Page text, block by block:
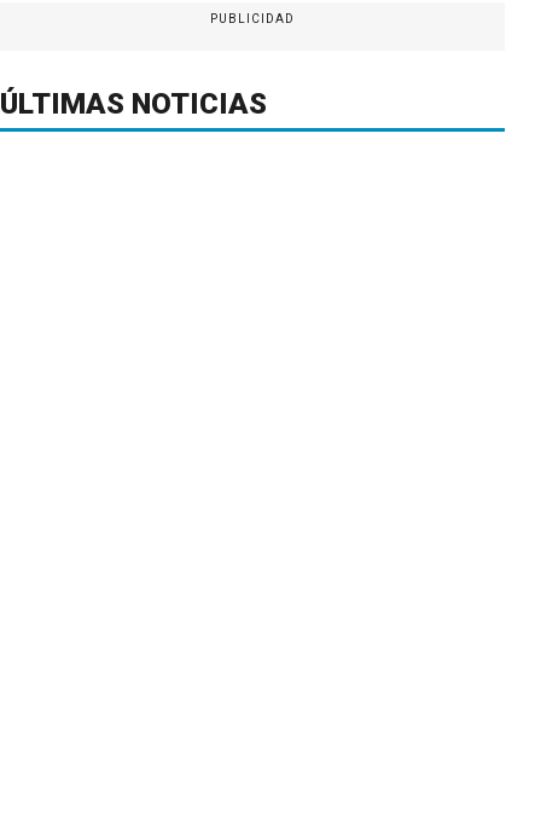
PUBLICIDAD
ÚLTIMAS NOTICIAS